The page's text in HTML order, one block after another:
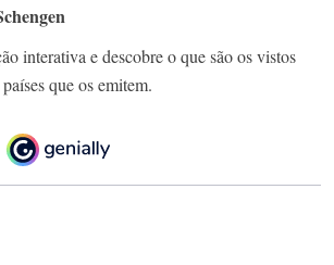
interativa e descobre o que são os vistos
que os emitem.